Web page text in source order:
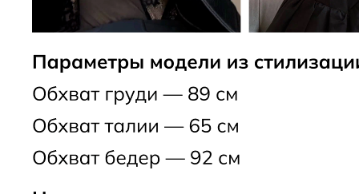
FAQ
ПРОГРАММА ЛОЯЛЬНОСТИ
СМИ О НАС
О CLOSER COUTURE